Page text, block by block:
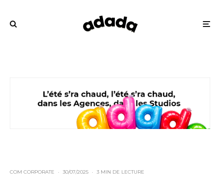
COM CORPORATE · 30/07/2025 · 3 MIN DE LECTURE